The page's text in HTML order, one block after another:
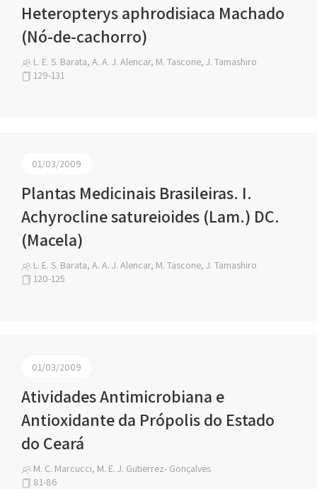
Heteropterys aphrodisiaca Machado
(Nó-de-cachorro)
L. E. S. Barata, A. A. J. Alencar, M. Tascone, J. Tamashiro
129-131
01/03/2009
Plantas Medicinais Brasileiras. I.
Achyrocline satureioides (Lam.) DC.
(Macela)
L. E. S. Barata, A. A. J. Alencar, M. Tascone, J. Tamashiro
120-125
01/03/2009
Atividades Antimicrobiana e
Antioxidante da Própolis do Estado
do Ceará
M. C. Marcucci, M. E. J. Gutierrez- Gonçalves
81-86